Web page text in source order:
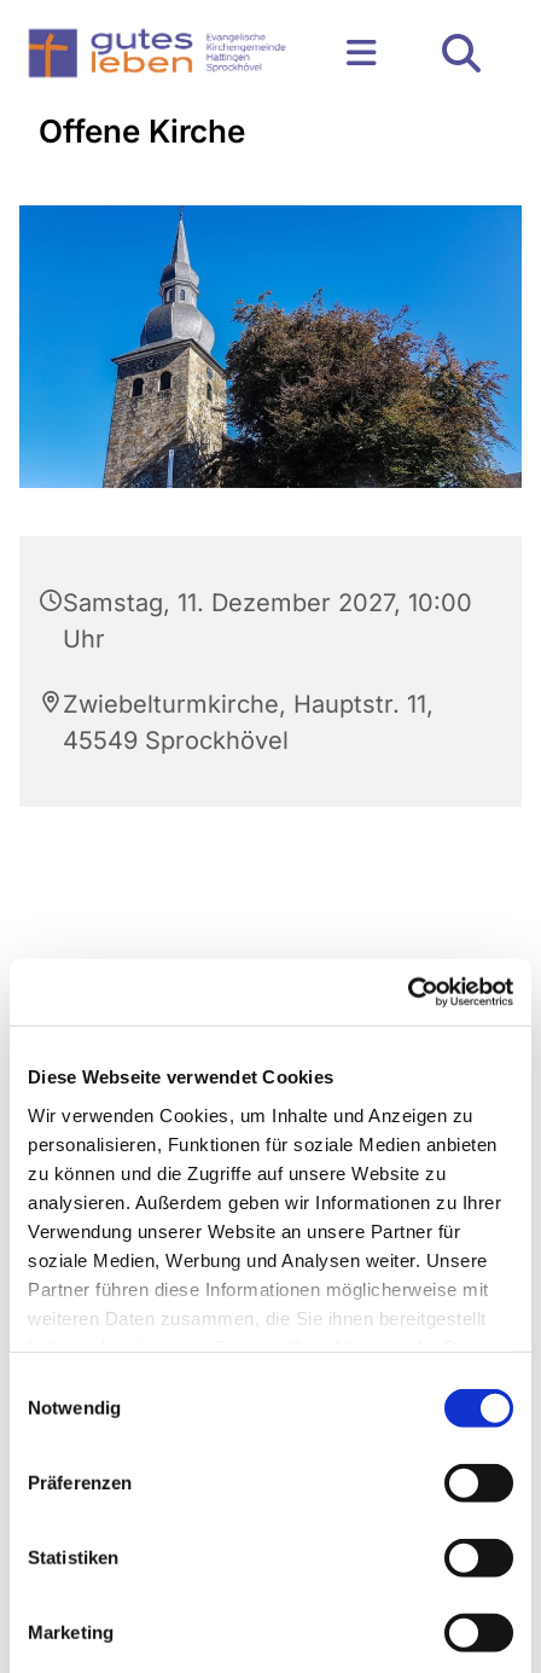
Diese Webseite verwendet Cookies
Wir verwenden Cookies, um Inhalte und Anzeigen zu
personalisieren, Funktionen für soziale Medien anbieten
zu können und die Zugriffe auf unsere Website zu
analysieren. Außerdem geben wir Informationen zu Ihrer
Verwendung unserer Website an unsere Partner für
soziale Medien, Werbung und Analysen weiter. Unsere
Partner führen diese Informationen möglicherweise mit
weiteren Daten zusammen, die Sie ihnen bereitgestellt
Notwendig
Präferenzen
Statistiken
Marketing
Offene Kirche
Samstag, 11. Dezember 2027, 10:00
Uhr
Zwiebelturmkirche, Hauptstr. 11,
45549 Sprockhövel
Dies könnte Sie auch